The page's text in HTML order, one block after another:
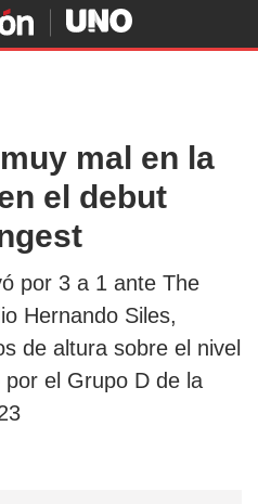
mal en la
el debut
por 3 a 1 ante The
Hernando Siles,
de altura sobre el nivel
el Grupo D de la